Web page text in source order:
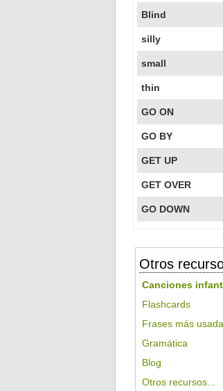
Blind
silly
small
thin
GO ON
GO BY
GET UP
GET OVER
GO DOWN
Otros
Canciones
Flashcards
Frases más
Gramática
Blog
Otros recursos...